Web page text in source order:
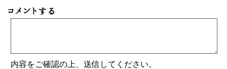
コメントする
内容をご確認の上、送信してください。